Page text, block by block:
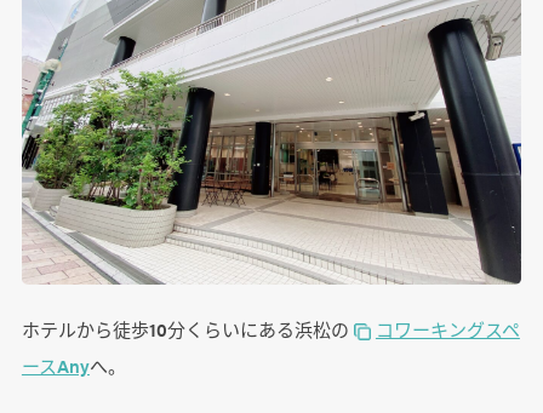
ホテルから徒歩10分くらいにある浜松の
コワーキングスペ
ースAnyへ。